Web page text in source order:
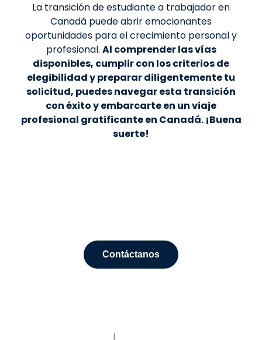
La transición de estudiante a trabajador en
Canadá puede abrir emocionantes
oportunidades para el crecimiento personal y
profesional. Al comprender las vías
disponibles, cumplir con los criterios de
elegibilidad y preparar diligentemente tu
solicitud, puedes navegar esta transición
con éxito y embarcarte en un viaje
profesional gratificante en Canadá. ¡Buena
suerte!
Contáctanos